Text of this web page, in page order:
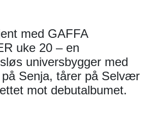
med GAFFA
uke 20 – en
universbygger med
Senja, tårer på Selvær
mot debutalbumet.